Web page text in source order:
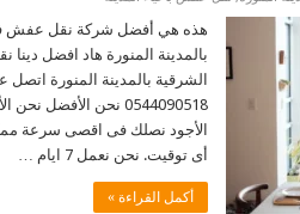
هذه هي أفضل شركة نقل عفش
بالمدينة المنورة هاد افضل
الشرقية بالمدينة المنورة اتصل
0544090518 نحن
الأجود نصلك فى اقصى سرعة
أى توقيت. نحن نعمل 7 ايام …
أكمل القراءة »